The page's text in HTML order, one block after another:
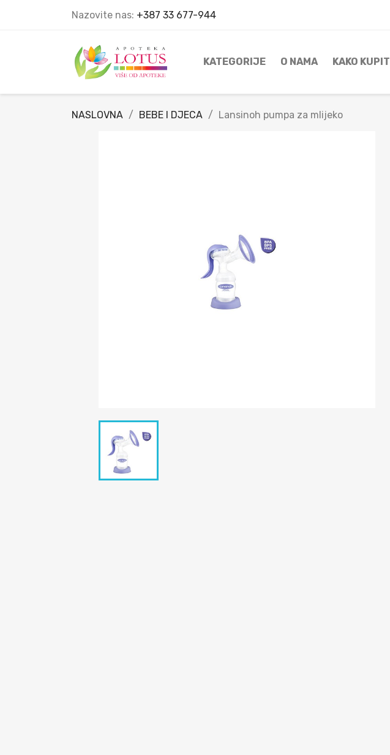
Nazovite nas: +387 33 677-944
KATEGORIJE O NAMA KAKO KUPITI
NASLOVNA BEBE I DJECA Lansinoh pumpa za mlijeko